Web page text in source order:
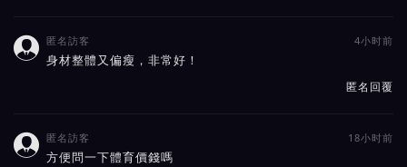
 匿名訪客 4小时前
身材整體又偏瘦，非常好！
匿名回覆
 匿名訪客 18小时前
方便問一下體育價錢嗎